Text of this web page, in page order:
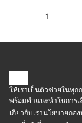
เครื่
ปร
แม่น
ที่ต้อ
ปลอ
1
ให้เราเป็นตัวช่วยในทุก
พร้อมคำแนะนำในการ
เกี่ยวกับเรานโยบายกอ